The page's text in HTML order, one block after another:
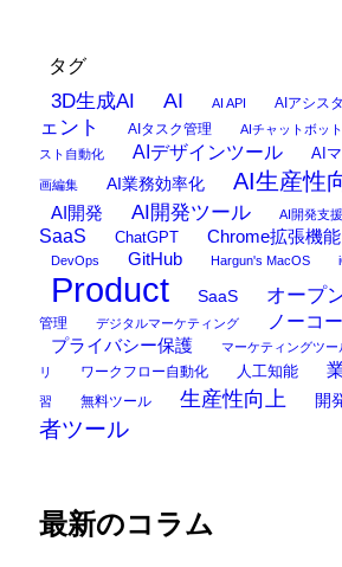
タグ
3D生成AI AI AI API AIアシス
ェント
AIタスク管理 AIチャットボット
スト自動化
AIデザインツール AI
画編集 AI業務効率化 AI生産性
AI開発 AI開発ツール AI開発支援
SaaS
ChatGPT Chrome拡張機能
DevOps GitHub Hargun's MacOS
Product SaaS オープ
管理
デジタルマーケティング ノーコ
プライバシー保護 マーケティングツー
リ
ワークフロー自動化 人工知能
習 無料ツール 生産性向上 開
者ツール
最新のコラム